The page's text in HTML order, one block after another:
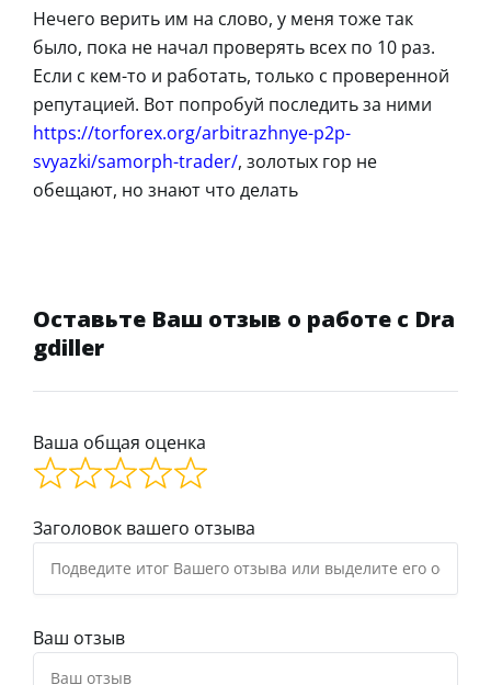
Нечего верить им на слово, у меня тоже так
было, пока не начал проверять всех по 10 раз.
Если с кем-то и работать, только с проверенной
репутацией. Вот попробуй последить за ними
https://torforex.org/arbitrazhnye-p2p-
svyazki/samorph-trader/, золотых гор не
обещают, но знают что делать
Оставьте Ваш отзыв о работе с Dra
gdiller
Ваша общая оценка
Заголовок вашего отзыва
Ваш отзыв